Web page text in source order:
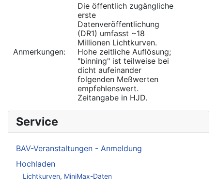
Anmerkungen:
Die öffentlich zugängliche
erste
Datenveröffentlichung
(DR1) umfasst ~18
Millionen Lichtkurven.
Hohe zeitliche Auflösung;
"binning" ist teilweise bei
dicht aufeinander
folgenden Meßwerten
empfehlenswert.
Zeitangabe in HJD.
Service
BAV-Veranstaltungen - Anmeldung
Hochladen
Lichtkurven, MiniMax-Daten